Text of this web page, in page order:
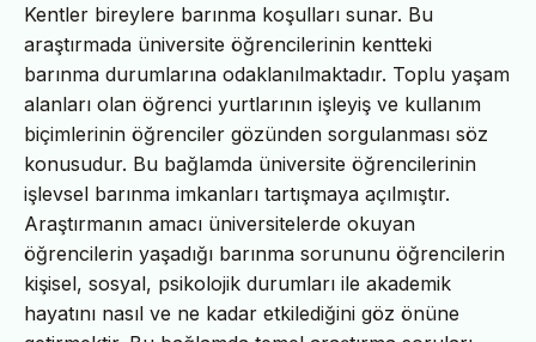
Kentler bireylere barınma koşulları sunar. Bu
araştırmada üniversite öğrencilerinin kentteki
barınma durumlarına odaklanılmaktadır. Toplu yaşam
alanları olan öğrenci yurtlarının işleyiş ve kullanım
biçimlerinin öğrenciler gözünden sorgulanması söz
konusudur. Bu bağlamda üniversite öğrencilerinin
işlevsel barınma imkanları tartışmaya açılmıştır.
Araştırmanın amacı üniversitelerde okuyan
öğrencilerin yaşadığı barınma sorununu öğrencilerin
kişisel, sosyal, psikolojik durumları ile akademik
hayatını nasıl ve ne kadar etkilediğini göz önüne